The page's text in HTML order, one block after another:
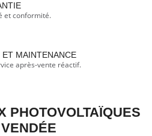
et conformité.
ET MAINTENANCE
après-vente réactif.
PHOTOVOLTAÏQUES